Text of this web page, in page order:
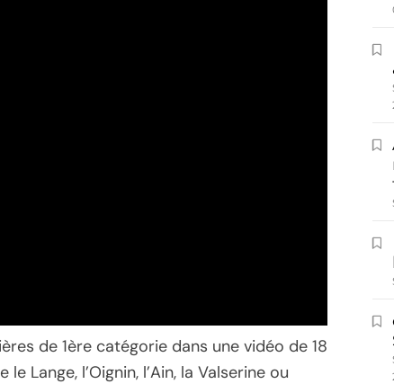
de 1ère catégorie dans une vidéo de 18
Lange, l’Oignin, l’Ain, la Valserine ou